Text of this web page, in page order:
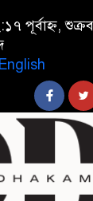
পূর্বাহ্ন,